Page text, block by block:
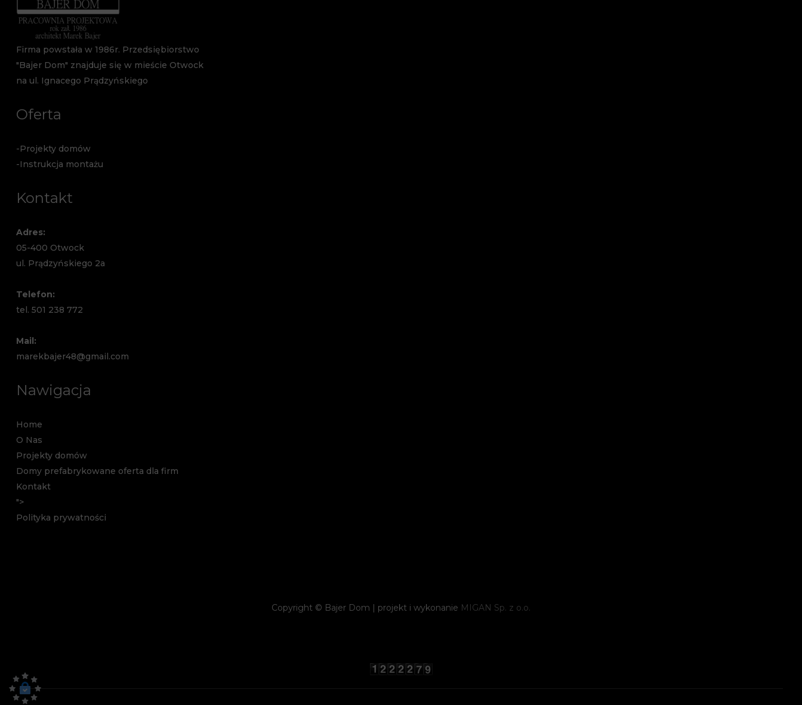
Firma powstała w 1986r. Przedsiębiorstwo
"Bajer Dom" znajduje się w mieście Otwock
na ul. Ignacego Prądzyńskiego
Oferta
-Projekty domów
-Instrukcja montażu
Kontakt
Adres:
05-400 Otwock
ul. Prądzyńskiego 2a
Telefon:
tel. 501 238 772
Mail:
marekbajer48@gmail.com
Nawigacja
Home
O Nas
Projekty domów
Domy prefabrykowane oferta dla firm
Kontakt
">
Polityka prywatności
Copyright © Bajer Dom | projekt i wykonanie MIGAN Sp. z o.o.